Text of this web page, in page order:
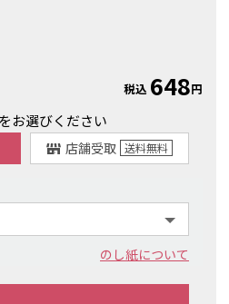
税込 648円
お選びください
店舗受取 送料無料
のし紙について